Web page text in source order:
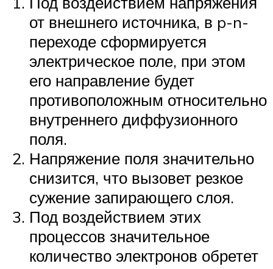
от внешнего источника, в p-n-
переходе сформируется
электрическое поле, при этом
его направление будет
противоположным относительно
внутреннего диффузионного
поля.
Напряжение поля значительно
снизится, что вызовет резкое
сужение запирающего слоя.
Под воздействием этих
процессов значительное
количество электронов обретет